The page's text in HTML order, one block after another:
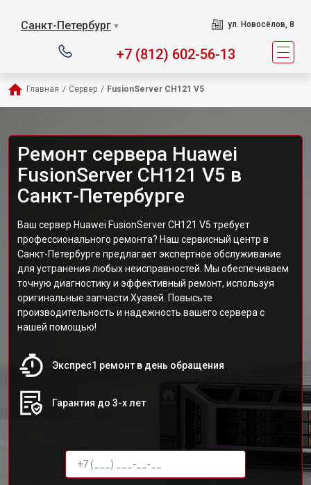
Санкт-Петербург ▼ ул. Новосёлов, 8
+7 (812) 602-56-13
Главная / Сервер / FusionServer CH121 V5
Ремонт сервера Huawei
FusionServer CH121 V5 в
Санкт-Петербурге
Ваш сервер Huawei FusionServer CH121 V5 требует
профессионального ремонта? Наш сервисный центр в
Санкт-Петербурге предлагает экспертное обслуживание
для устранения любых неисправностей. Мы обеспечиваем
точную диагностику и эффективный ремонт, используя
оригинальные запчасти Хуавей. Повысьте
производительность и надежность вашего сервера с
нашей помощью!
Экспрес1 ремонт в день обращения
Гарантия до 3-х лет